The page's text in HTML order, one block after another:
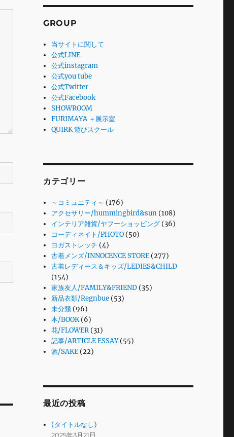
GROUP
当サイトに関して
公式LINE
公式instagram
公式you tube
公式Twitter
公式Facebook
SHOWROOM
FURIMAYA ＋展示室
QUIRK 遊びスクール
カテゴリー
～コミュニティ～ (176)
アクセサリー/hummingbird&sun (108)
インテリア雑貨/ヤフーショッピング (36)
コーディネイト/PHOTO (50)
ヨガストレッチ (4)
古着メンズ/INNOCENCE STORE (277)
古着レディース＆キッズ/LEDIES&CHILD
(154)
家族友人/FAMILY&FRIEND (35)
新品衣類/Regnbue (53)
未分類 (96)
本/BOOK(6)
花/FLOWER(31)
記事/ARTICLE ESSAY(55)
酒/SAKE (22)
最近の投稿
(タイトルなし)
2025年3月21日